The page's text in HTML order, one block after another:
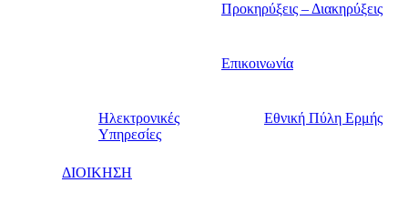
Προκηρύξεις – Διακηρύξεις
Επικοινωνία
Ηλεκτρονικές
Υπηρεσίες
Εθνική Πύλη Ερμής
ΔΙΟΙΚΗΣΗ